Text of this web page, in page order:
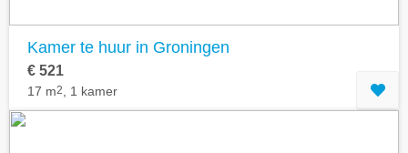
Kamer te huur in Groningen
€ 521
17 m2 , 1 kamer